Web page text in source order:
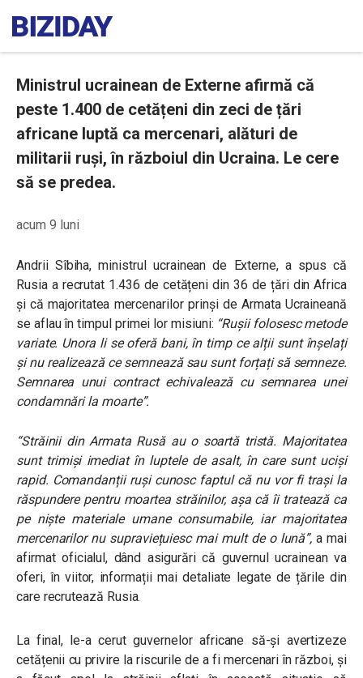
Ministrul ucrainean de Externe afirmă că
peste 1.400 de cetățeni din zeci de țări
africane luptă ca mercenari, alături de
militarii ruși, în războiul din Ucraina. Le cere
să se predea.
acum 9 luni
Andrii Sîbiha, ministrul ucrainean de Externe, a spus că
Rusia a recrutat 1.436 de cetățeni din 36 de țări din Africa
și că majoritatea mercenarilor prinși de Armata Ucraineană
se aflau în timpul primei lor misiuni: “Rușii folosesc metode
variate. Unora li se oferă bani, în timp ce alții sunt înșelați
și nu realizează ce semnează sau sunt forțați să semneze.
Semnarea unui contract echivalează cu semnarea unei
condamnări la moarte”.
“Străinii din Armata Rusă au o soartă tristă. Majoritatea
sunt trimiși imediat în luptele de asalt, în care sunt uciși
rapid. Comandanții ruși cunosc faptul că nu vor fi trași la
răspundere pentru moartea străinilor, așa că îi tratează ca
pe niște materiale umane consumabile, iar majoritatea
mercenarilor nu supraviețuiesc mai mult de o lună”, a mai
afirmat oficialul, dând asigurări că guvernul ucrainean va
oferi, în viitor, informații mai detaliate legate de țările din
care recrutează Rusia.
La final, le-a cerut guvernelor africane să-și avertizeze
cetățenii cu privire la riscurile de a fi mercenari în război, și